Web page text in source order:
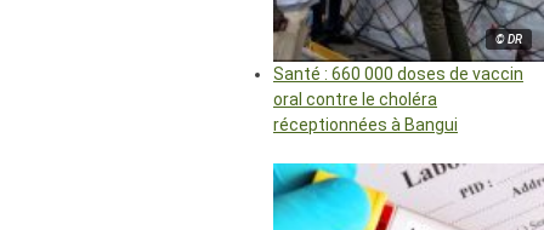
© DR
Santé : 660 000 doses de vaccin
oral contre le choléra
réceptionnées à Bangui